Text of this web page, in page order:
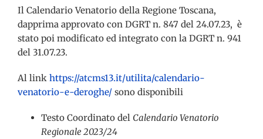
Il Calendario Venatorio della Regione Toscana,
dapprima approvato con DGRT n. 847 del 24.07.23, è
stato poi modificato ed integrato con la DGRT n. 941
del 31.07.23.
Al link https://atcms13.it/utilita/calendario-
venatorio-e-deroghe/sono disponibili
Testo Coordinato del Calendario Venatorio
Regionale 2023/24